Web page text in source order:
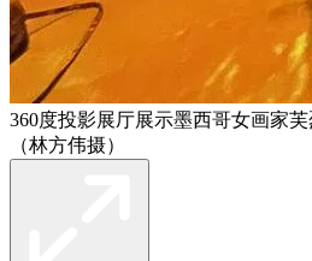
360度投影展厅展示墨西哥女画家芙
（林方伟摄）